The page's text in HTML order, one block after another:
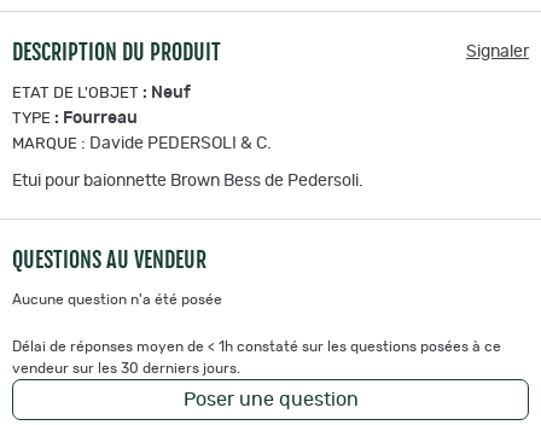
DESCRIPTION DU PRODUIT Signaler
ETAT DE L'OBJET : Neuf
TYPE : Fourreau
MARQUE : Davide PEDERSOLI & C.
Etui pour baionnette Brown Bess de Pedersoli.
QUESTIONS AU VENDEUR
Aucune question n'a été posée
Délai de réponses moyen de < 1h constaté sur les questions posées à ce
vendeur sur les 30 derniers jours.
Poser une question